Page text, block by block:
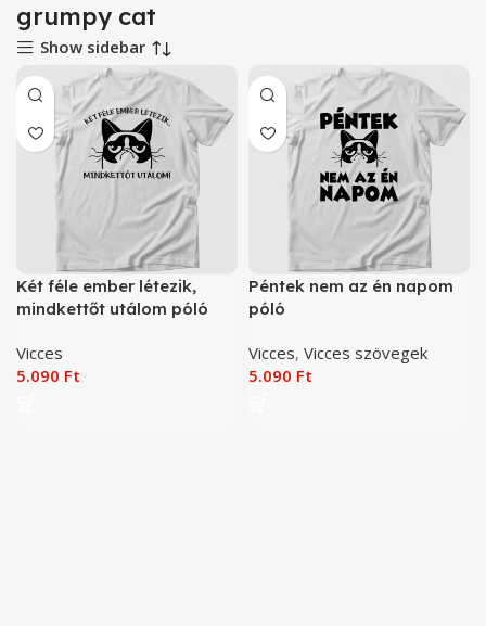
grumpy cat
Show sidebar
Két féle ember létezik,
mindkettőt utálom póló
Vicces
5.090 Ft
Péntek nem az én napom
póló
Vicces, Vicces szövegek
5.090 Ft